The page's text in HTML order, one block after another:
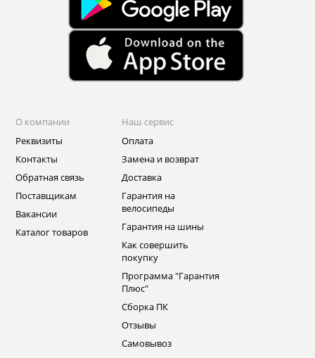
О компании
Реквизиты
Контакты
Обратная связь
Поставщикам
Вакансии
Каталог товаров
Наш сервис
Оплата
Замена и возврат
Доставка
Гарантия на
велосипеды
Гарантия на шины
Как совершить
покупку
Программа "Гарантия
Плюс"
Сборка ПК
Отзывы
Самовывоз